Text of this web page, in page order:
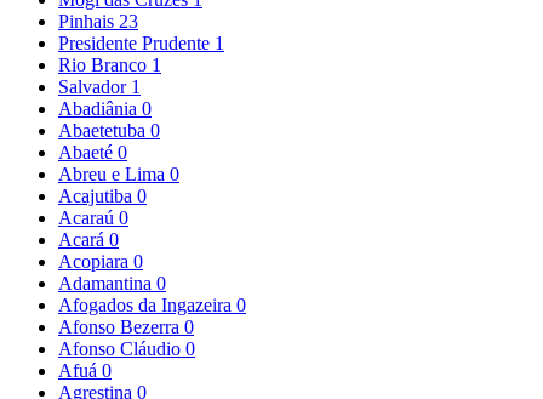
Pinhais 23
Presidente Prudente 1
Rio Branco 1
Salvador 1
Abadiânia 0
Abaetetuba 0
Abaeté 0
Abreu e Lima 0
Acajutiba 0
Acaraú 0
Acará 0
Acopiara 0
Adamantina 0
Afogados da Ingazeira 0
Afonso Bezerra 0
Afonso Cláudio 0
Afuá 0
Agrestina 0